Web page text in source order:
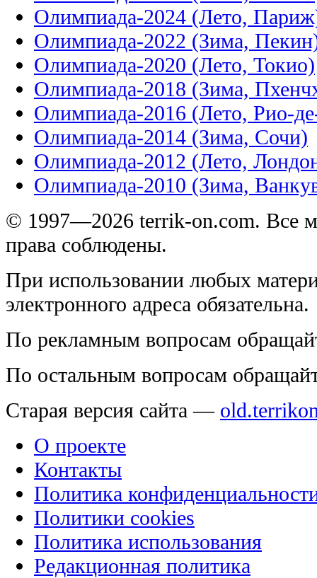
Олимпиада-2024 (Лето,
Олимпиада-2022 (Зима,
Олимпиада-2020 (Лето, Токио)
Олимпиада-2018 (Зима,
Олимпиада-2016 (Лето, Рио-
Олимпиада-2014 (Зима, Сочи)
Олимпиада-2012 (Лето,
Олимпиада-2010 (Зима,
© 1997—2026 terrik-on.com. Все
права соблюдены.
При использовании любых
электронного адреса обязательна.
По рекламным вопросам
По остальным вопросам
Старая версия сайта —
О проекте
Контакты
Политика
Политики cookies
Политика использования
Редакционная политика